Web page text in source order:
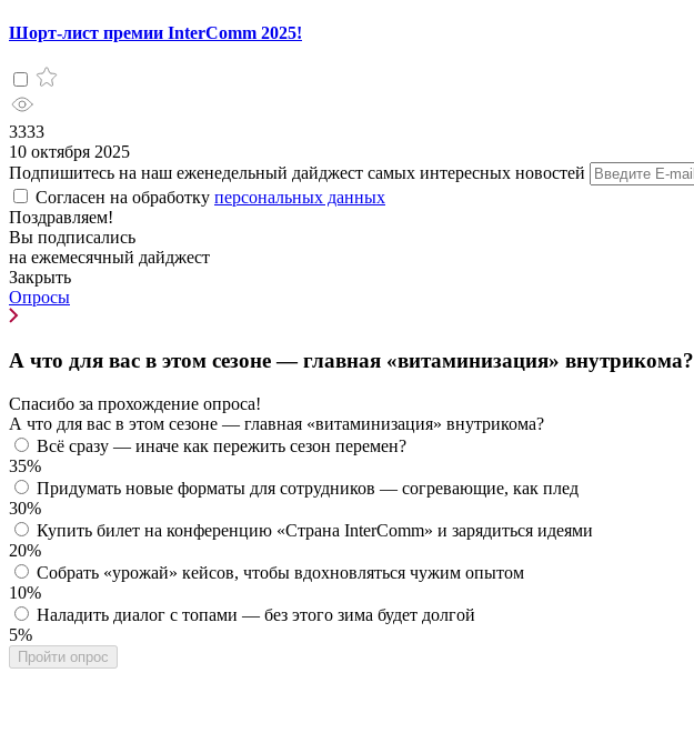
Шорт-лист премии InterComm 2025!
3333
10 октября 2025
Подпишитесь на наш еженедельный дайджест самых интересных новостей
Согласен на обработку персональных данных
Поздравляем!
Вы подписались
на ежемесячный дайджест
Закрыть
Опросы
А что для вас в этом сезоне — главная «витаминизация» внутрикома?
Спасибо за прохождение опроса!
А что для вас в этом сезоне — главная «витаминизация» внутрикома?
Всё сразу — иначе как пережить сезон перемен?
35%
Придумать новые форматы для сотрудников — согревающие, как плед
30%
Купить билет на конференцию «Страна InterComm» и зарядиться идеями
20%
Собрать «урожай» кейсов, чтобы вдохновляться чужим опытом
10%
Наладить диалог с топами — без этого зима будет долгой
5%
Пройти опрос